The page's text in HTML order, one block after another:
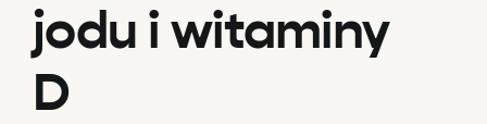
jodu i witaminy
D